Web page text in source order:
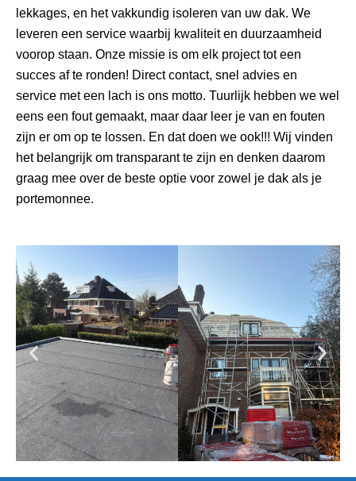
lekkages, en het vakkundig isoleren van uw dak. We
leveren een service waarbij kwaliteit en duurzaamheid
voorop staan. Onze missie is om elk project tot een
succes af te ronden! Direct contact, snel advies en
service met een lach is ons motto. Tuurlijk hebben we wel
eens een fout gemaakt, maar daar leer je van en fouten
zijn er om op te lossen. En dat doen we ook!!! Wij vinden
het belangrijk om transparant te zijn en denken daarom
graag mee over de beste optie voor zowel je dak als je
portemonnee.